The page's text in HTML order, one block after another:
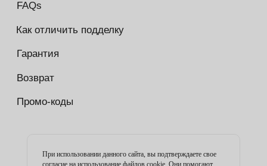
При использовании данного сайта, вы подтверждаете свое
согласие на использование файлов cookie. Они помогают